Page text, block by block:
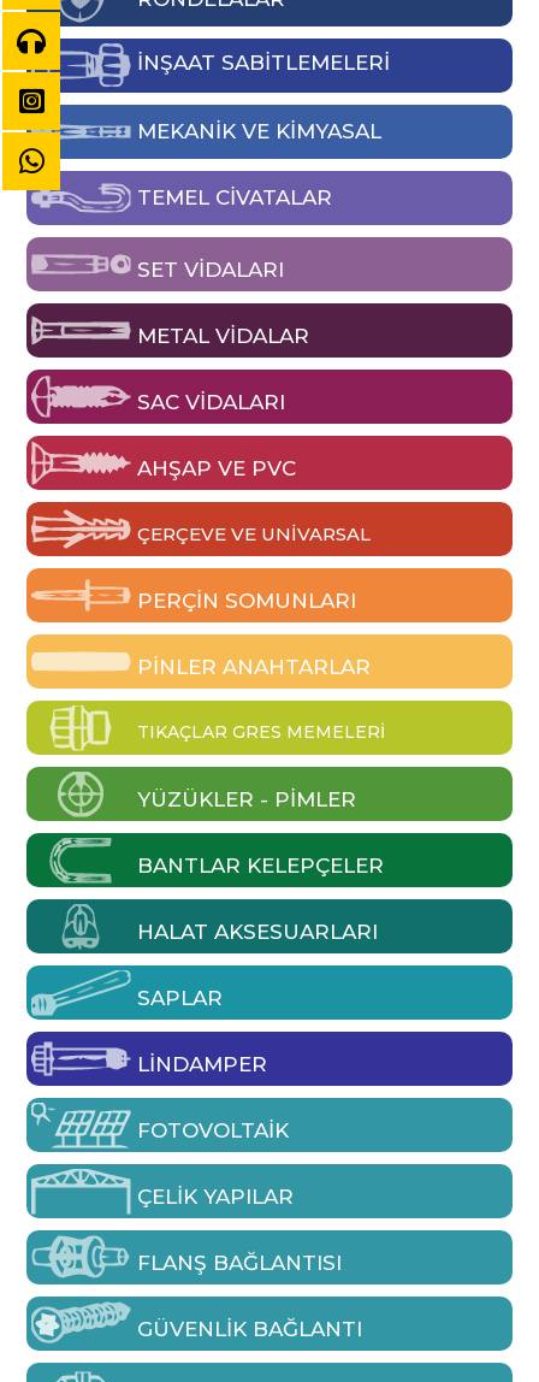
İNŞAAT SABİTLEMELERİ
MEKANIK VE KIMYASAL
TEMEL CIVATALAR
SET VIDALARI
METAL VIDALAR
SAC VIDALARI
AHŞAP VE PVC
ÇERÇEVE VE UNIVARSAL
PERÇIN SOMUNLARI
PINLER ANAHTARLAR
TIKAÇLAR GRES MEMELERI
YÜZÜKLER - PIMLER
BANTLAR KELEPÇELER
HALAT AKSESUARLARI
SAPLAR
LINDAMPER
FOTOVOLTAIK
ÇELIK YAPILAR
FLANŞ BAĞLANTISI
GÜVENLIK BAĞLANTI